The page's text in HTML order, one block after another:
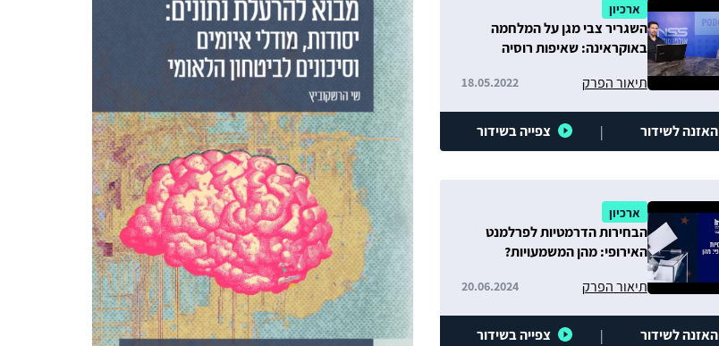
ארכיון
השגריר צבי מגן על המלחמה
באוקראינה: שאיפות רוסיה
ושוודיה לנאט״ו
תיאור הפרק 18.05.2022
האזנה לשידור | צפייה בשידור
ארכיון
הבחירות הדרמטיות לפרלמנט
האירופי: מהן המשמעויות?
תיאור הפרק
20.06.2024
האזנה לשידור | צפייה בשידור